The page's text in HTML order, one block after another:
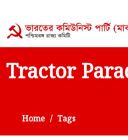
Tractor
Home Tags